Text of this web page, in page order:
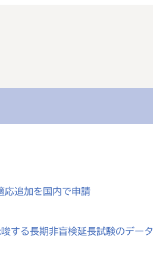
応追加を国内で申請
する長期非盲検延長試験のデータ